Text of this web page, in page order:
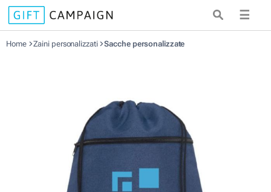
☰
Home Zaini personalizzati Sacche personalizzate